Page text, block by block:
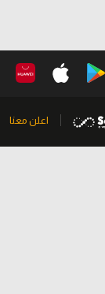
اعلن معنا